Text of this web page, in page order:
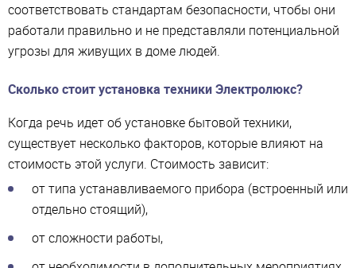
соответствовать стандартам безопасности, чтобы они
работали правильно и не представляли потенциальной
угрозы для живущих в доме людей.
Сколько стоит установка техники Электролюкс?
Когда речь идет об установке бытовой техники,
существует несколько факторов, которые влияют на
стоимость этой услуги. Стоимость зависит:
от типа устанавливаемого прибора (встроенный или
отдельно стоящий),
от сложности работы,